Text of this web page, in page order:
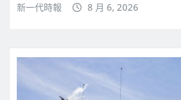
新一代時報 8 月 6, 2026